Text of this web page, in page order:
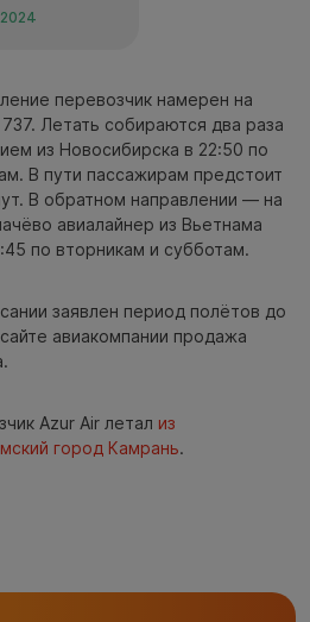
перевозчик намерен на
Летать собираются два раза
из Новосибирска в 22:50 по
В пути пассажирам предстоит
В обратном направлении — на
авиалайнер из Вьетнама
по вторникам и субботам.
заявлен период полётов до
авиакомпании продажа
Azur Air летал из
город Камрань.